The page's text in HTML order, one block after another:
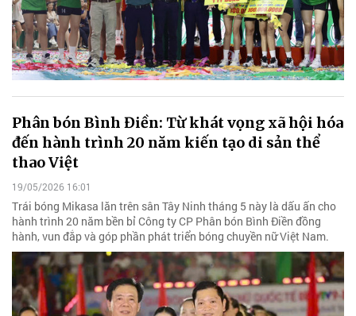
Phân bón Bình Điền: Từ khát vọng xã hội hóa
đến hành trình 20 năm kiến tạo di sản thể
thao Việt
19/05/2026 16:01
Trái bóng Mikasa lăn trên sân Tây Ninh tháng 5 này là dấu ấn cho
hành trình 20 năm bền bỉ Công ty CP Phân bón Bình Điền đồng
hành, vun đắp và góp phần phát triển bóng chuyền nữ Việt Nam.